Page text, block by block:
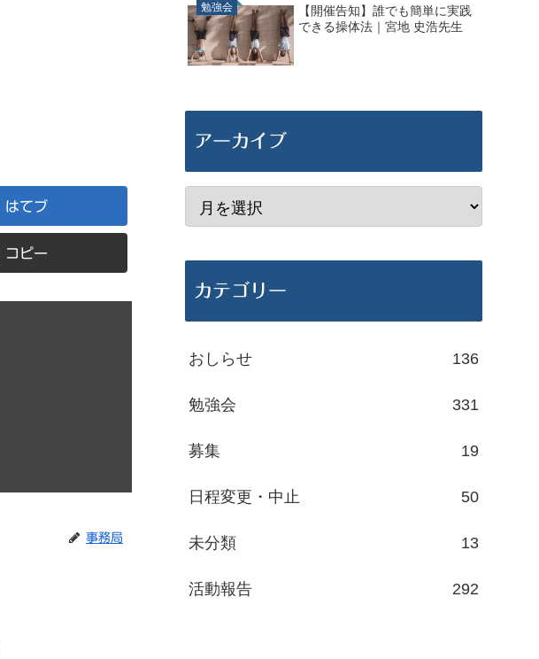
はてブ
コピー
事務局
勉強会
【開催告知】誰でも簡単に実践
できる操体法｜宮地 史浩先生
アーカイブ
カテゴリー
おしらせ 136
勉強会 331
募集 19
日程変更・中止 50
未分類 13
活動報告 292